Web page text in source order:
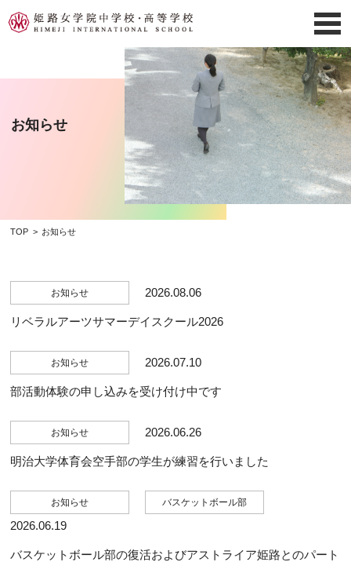
お知らせ
TOP お知らせ
お知らせ 2026.08.06
リベラルアーツサマーデイスクール2026
お知らせ 2026.07.10
部活動体験の申し込みを受け付け中です
お知らせ 2026.06.26
明治大学体育会空手部の学生が練習を行いました
お知らせ バスケットボール部
2026.06.19
バスケットボール部の復活およびアストライア姫路とのパート